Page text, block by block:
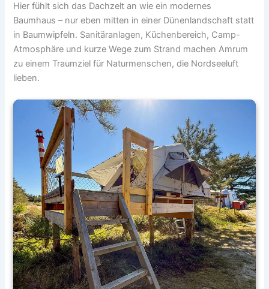
Hier fühlt sich das Dachzelt an wie ein modernes
Baumhaus – nur eben mitten in einer Dünenlandschaft statt
in Baumwipfeln. Sanitäranlagen, Küchenbereich, Camp-
Atmosphäre und kurze Wege zum Strand machen Amrum
zu einem Traumziel für Naturmenschen, die Nordseeluft
lieben.